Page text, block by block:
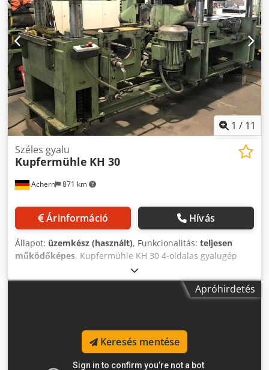
1 / 11
Achern 871 km
Széles gyalu
Kupfermühle KH 30
Árinformáció Hívás
Állapot: üzemkész (használt), Funkcionalitás: teljesen
működőképes, Kupfermühle KH 30 4-oldalas gyalugép
kiegészítő egységgel – vízszintes munkatengellyel kihúzó
egységgel 4-oldalas univerzális gyalugép KUPFERMÜHLE
Elektromos csatlakozás: 400 Volt / 50 Hz …../58,5 kW Gyári
függőleges: 7,5 / bal oldali függőleges: 11,0 5. alsó tengely:
11,0 / előtolás: 7,5 / vastagság: 3,0 Előtolási sebesség
min./max.: 5–30 m/perc Munkatengelyek száma: 5 db
Apróhirdetés
Keresés mentése